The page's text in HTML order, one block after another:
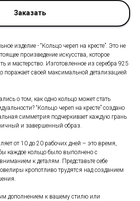
Заказать
изделие - “Кольцо череп на кресте”. Это не
произведение искусства, которое
и мастерство. Изготовленное из серебра 925
поражает своей максимальной детализацией
о том, как одно кольцо может стать
“Кольцо череп на кресте” создано
симметрия подчеркивает каждую грань
и завершенный образ.
от 10 до 20 рабочих дней – это время,
каждое кольцо было выполнено с
к деталям. Представьте себе
кропотливо трудятся над созданием
дополнением к вашему стилю или